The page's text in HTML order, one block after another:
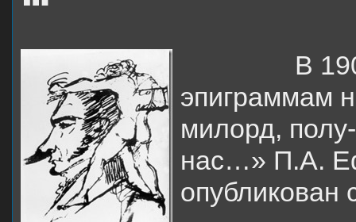
В
эпиграммам
милорд,
нас…» П.А.
опубликован